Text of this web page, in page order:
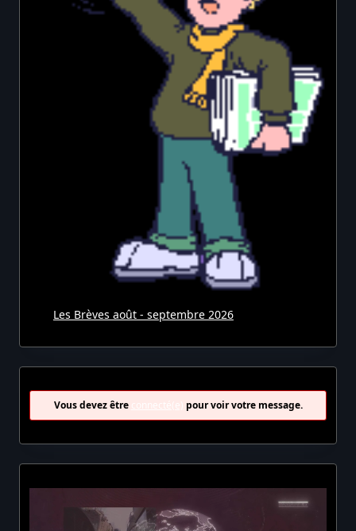
Les Brèves août - septembre 2026
Vous devez être pour voir votre message.